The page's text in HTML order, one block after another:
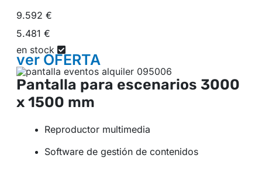
9.592 €
5.481 €
en stock
verOFERTA
Pantalla para escenarios 3000
x 1500 mm
Reproductor multimedia
Software de gestión de contenidos